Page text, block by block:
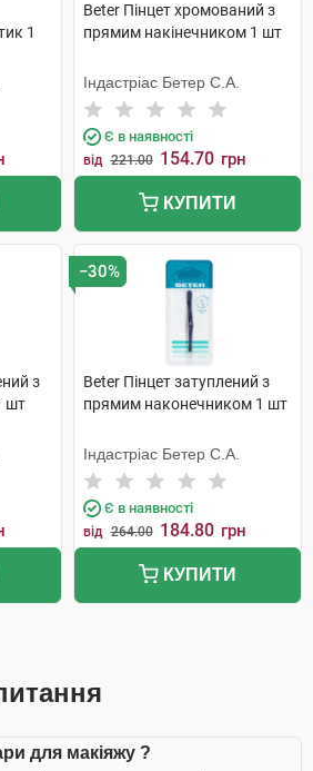
1
Beter Пінцет хромований з
прямим накінечником 1 шт
Індастріас Бетер С.А.
Є в наявності
від 221.00 154.70 грн
КУПИТИ
з
шт
−30%
Beter Пінцет затуплений з
прямим наконечником 1 шт
Індастріас Бетер С.А.
Є в наявності
від 264.00 184.80 грн
КУПИТИ
для макіяжу ?